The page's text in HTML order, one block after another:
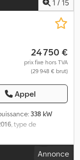
1 / 15
24 750 €
prix fixe hors TVA
(29 948 € brut)
Appel
338 kW
, type de
3 700 mm, carburant:
cabine couchette,
Annonce